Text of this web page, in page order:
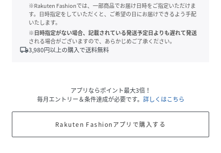
※Rakuten Fashionでは、一部商品でお届け日時をご指定いただけま
す。日時指定をしていただくと、ご希望の日にお届けできるよう手配
いたします。
※日時指定がない場合、記載されている発送予定日よりも遅れて発送
される場合がございますので、あらかじめご了承ください。
local_shipping3,980円以上の購入で送料無料
アプリならポイント最大3倍！
毎月エントリー＆条件達成が必要です。 詳しくはこちら
Rakuten Fashionアプリで購入する